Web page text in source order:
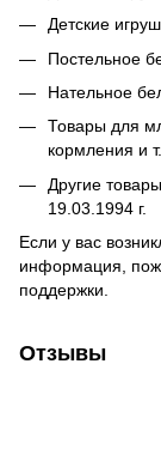
Детские
Постельное
Нательное
Товары для
кормления и
Другие
19.03.1994 г.
Если у вас
информация,
поддержки.
Отзывы